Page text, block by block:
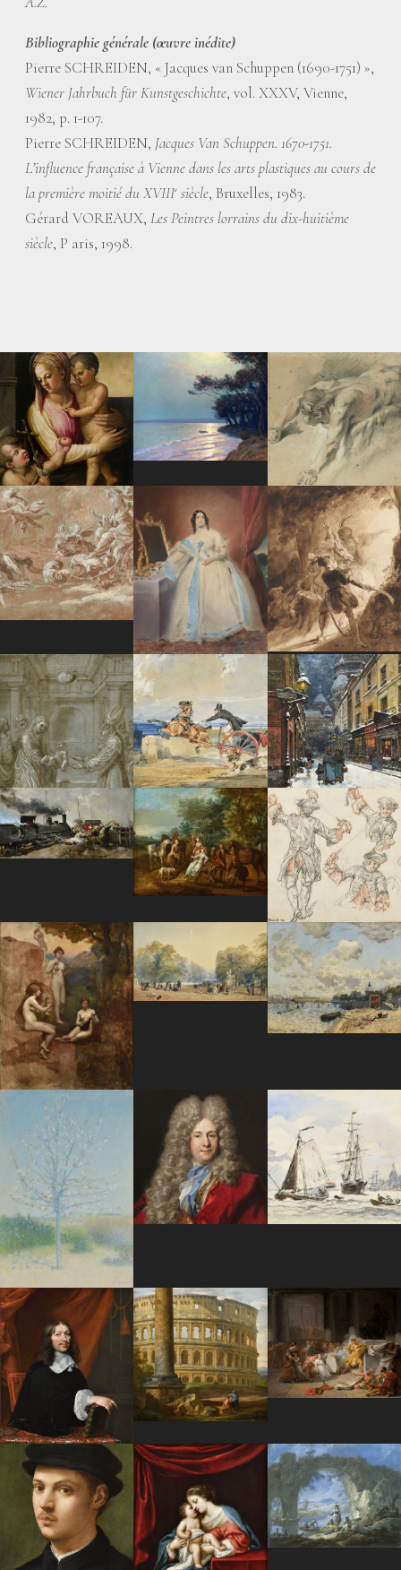
Bibliographie générale (œuvre inédite)
Pierre SCHREIDEN, « Jacques van Schuppen (1690-1751) »,
Wiener Jahrbuch für Kunstgeschichte, vol. XXXV, Vienne,
1982, p. 1-107.
Pierre SCHREIDEN, Jacques Van Schuppen. 1670-1751.
L’influence française à Vienne dans les arts plastiques au cours de
la première moitié du XVIIIe siècle, Bruxelles, 1983.
Gérard VOREAUX, Les Peintres lorrains du dix-huitième
siècle, P aris, 1998.